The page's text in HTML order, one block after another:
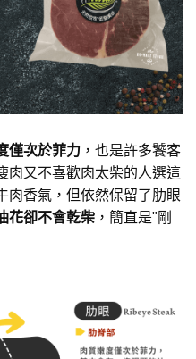
僅次於菲力 ，也是許多饕客
肉又不喜歡肉太柴的人選這
肉香氣，但依然保留了肋眼
花卻不會乾柴 ，簡直是"剛